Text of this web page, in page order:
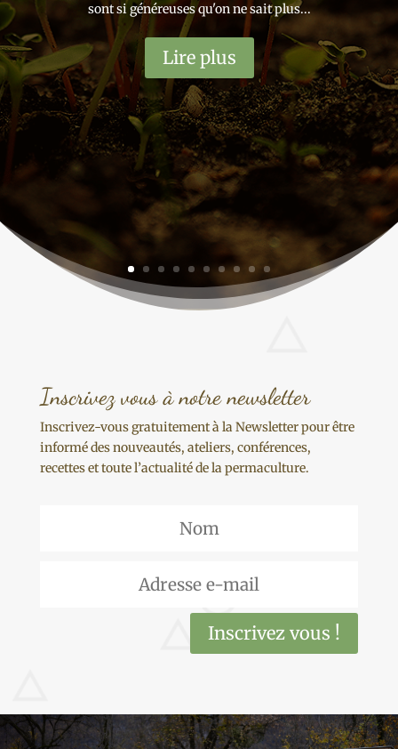
sont si généreuses qu'on ne sait plus...
Lire plus
Inscrivez vous à notre newsletter
Inscrivez-vous gratuitement à la Newsletter pour être
informé des nouveautés, ateliers, conférences,
recettes et toute l’actualité de la permaculture.
Inscrivez vous !